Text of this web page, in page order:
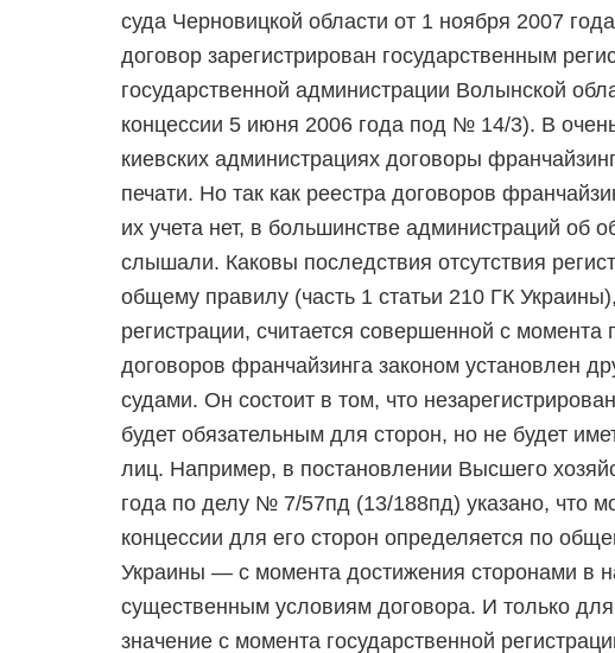
суда Черновицкой области от 1 ноября 2007
договор зарегистрирован государственным
государственной администрации Волынской
концессии 5 июня 2006 года под № 14/3). В
киевских администрациях договоры
печати. Но так как реестра договоров
их учета нет, в большинстве администраций об
слышали. Каковы последствия отсутствия
общему правилу (часть 1 статьи 210 ГК
регистрации, считается совершенной с момента
договоров франчайзинга законом установлен
судами. Он состоит в том, что
будет обязательным для сторон, но не будет
лиц. Например, в постановлении Высшего
года по делу № 7/57пд (13/188пд) указано, что
концессии для его сторон определяется по
Украины — с момента достижения сторонами в
существенным условиям договора. И только
значение с момента государственной